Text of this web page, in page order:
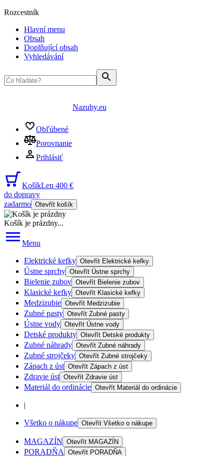
Rozcestník
Hlavní menu
Obsah
Doplňující obsah
Vyhledávání
Nazuby.eu
Obľúbené
Porovnanie
Prihlásiť
KošíkLen 400 €
do dopravy
zadarmo Otevřít košík
Košík je prázdny...
Menu
Elektrické kefky Otevřít Elektrické kefky
Ústne sprchy Otevřít Ústne sprchy
Bielenie zubov Otevřít Bielenie zubov
Klasické kefky Otevřít Klasické kefky
Medzizubie Otevřít Medzizubie
Zubné pasty Otevřít Zubné pasty
Ústne vody Otevřít Ústne vody
Detské produkty Otevřít Detské produkty
Zubné náhrady Otevřít Zubné náhrady
Zubné strojčeky Otevřít Zubné strojčeky
Zápach z úst Otevřít Zápach z úst
Zdravie úst Otevřít Zdravie úst
Materiál do ordinácie Otevřít Materiál do ordinácie
|
Všetko o nákupe Otevřít Všetko o nákupe
MAGAZÍN Otevřít MAGAZÍN
PORADŇA Otevřít PORADŇA